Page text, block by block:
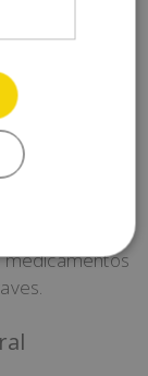
tendón
con el
por
técnica
ser muy
de
mejorar esta